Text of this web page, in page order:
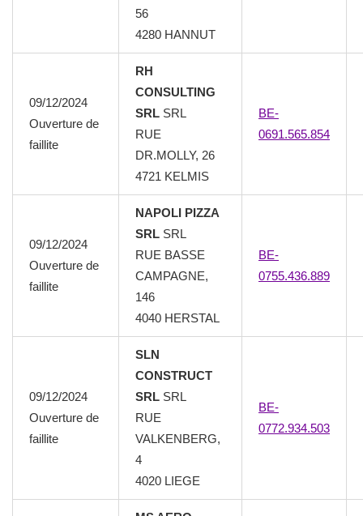
56
4280 HANNUT
09/12/2024
Ouverture de
faillite
RH
CONSULTING
SRL SRL
RUE
DR.MOLLY, 26
4721 KELMIS
BE-
0691.565.854
09/12/2024
Ouverture de
faillite
NAPOLI PIZZA
SRL SRL
RUE BASSE
CAMPAGNE,
146
4040 HERSTAL
BE-
0755.436.889
09/12/2024
Ouverture de
faillite
SLN
CONSTRUCT
SRL SRL
RUE
VALKENBERG,
4
4020 LIEGE
BE-
0772.934.503